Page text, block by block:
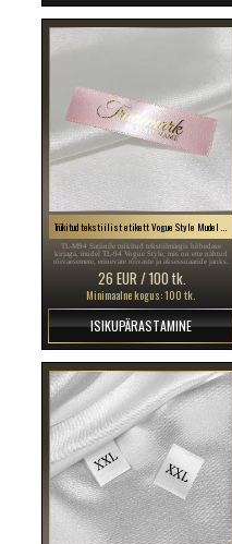
Trükitud tekstiilist etikett Vogue Style Mudel TL-M94
TL-M94 Satiinile trükitud tekstiilmärgis hõbedase
kirjaga, mudel TL-94 Vogue Style, mis on ette nähtud
rõivaesemete, erinevate rõivaste ja aksessuaaride jaoks.
26 EUR / 100 tk.
Minimaalne kogus: 100 tk.
ISIKUPÄRASTAMINE